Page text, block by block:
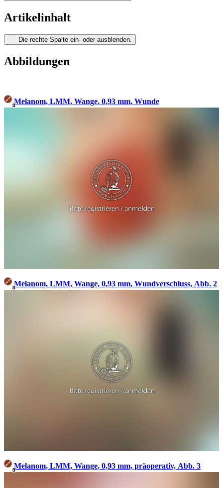
Artikelinhalt
Die rechte Spalte ein- oder ausblenden.
Abbildungen
3Melanom, LMM, Wange, 0,93 mm, Wunde
3Melanom, LMM, Wange, 0,93 mm, Wundverschluss, Abb. 2
3Melanom, LMM, Wange, 0,93 mm, präoperativ, Abb. 3